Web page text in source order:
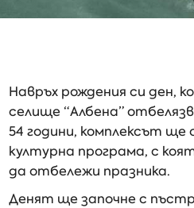
Навръх рождения си ден,
селище “Албена”
54 години, комплексът ще
културна програма, с
да отбележи празника.
Денят ще започне с